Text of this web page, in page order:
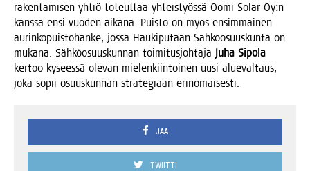
raken­ta­mi­sen yhtiö toteut­taa yhteis­työs­sä Oomi Solar Oy:n
kans­sa ensi vuo­den aika­na. Puis­to on myös ensim­mäi­nen
aurin­ko­puis­to­han­ke, jos­sa Hau­ki­pu­taan Säh­kö­osuus­kun­ta on
muka­na. Säh­kö­osuus­kun­nan toi­mi­tus­joh­ta­ja Juha Sipo­la
ker­too kysees­sä ole­van mie­len­kiin­toi­nen uusi alue­val­taus,
joka sopii osuus­kun­nan stra­te­gi­aan erinomaisesti.
JAA
TWIITTI